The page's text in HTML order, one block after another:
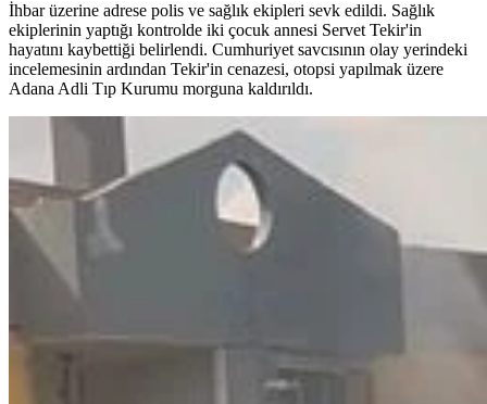
İhbar üzerine adrese polis ve sağlık ekipleri sevk edildi. Sağlık
ekiplerinin yaptığı kontrolde iki çocuk annesi Servet Tekir'in
hayatını kaybettiği belirlendi. Cumhuriyet savcısının olay yerindeki
incelemesinin ardından Tekir'in cenazesi, otopsi yapılmak üzere
Adana Adli Tıp Kurumu morguna kaldırıldı.